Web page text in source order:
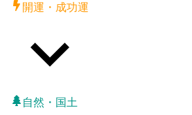
開運・成功運
自然・国土